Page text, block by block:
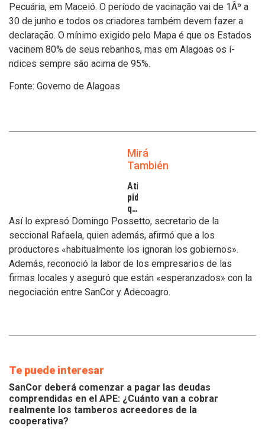
Pecuária, em Maceió. O perí­odo de vacinação vai de 1Âº a
30 de junho e todos os criadores também devem fazer a
declaração. O mí­nimo exigido pelo Mapa é que os Estados
vacinem 80% de seus rebanhos, mas em Alagoas os í­
ndices sempre são acima de 95%.
Fonte: Governo de Alagoas
Mirá
También
Atilra
pide
que
se
atiendan
inconvenientes
de
los
tamberos
Así lo expresó Domingo Possetto, secretario de la
seccional Rafaela, quien además, afirmó que a los
productores «habitualmente los ignoran los gobiernos».
Además, reconoció la labor de los empresarios de las
firmas locales y aseguró que están «esperanzados» con la
negociación entre SanCor y Adecoagro.
Te puede interesar
SanCor deberá comenzar a pagar las deudas
comprendidas en el APE: ¿Cuánto van a cobrar
realmente los tamberos acreedores de la
cooperativa?